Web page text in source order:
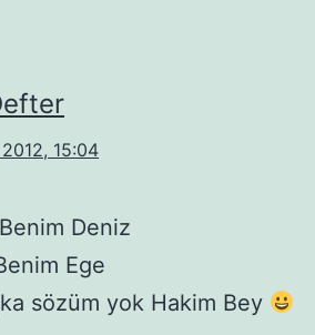
15:04
Deniz
Ege
sözüm yok Hakim Bey